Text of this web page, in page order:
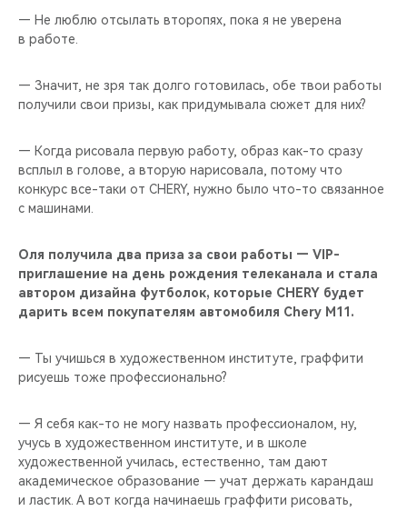
— Не люблю отсылать второпях, пока я не уверена
в работе.
— Значит, не зря так долго готовилась, обе твои работы
получили свои призы, как придумывала сюжет для них?
— Когда рисовала первую работу, образ как-то сразу
всплыл в голове, а вторую нарисовала, потому что
конкурс все-таки от CHERY, нужно было что-то связанное
с машинами.
Оля получила два приза за свои работы — VIP-
приглашение на день рождения телеканала и стала
автором дизайна футболок, которые CHERY будет
дарить всем покупателям автомобиля Chery M11.
— Ты учишься в художественном институте, граффити
рисуешь тоже профессионально?
— Я себя как-то не могу назвать профессионалом, ну,
учусь в художественном институте, и в школе
художественной училась, естественно, там дают
академическое образование — учат держать карандаш
и ластик. А вот когда начинаешь граффити рисовать,